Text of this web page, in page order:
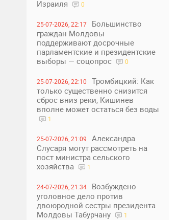
Израиля
0
25-07-2026, 22:17
Большинство
граждан Молдовы
поддерживают досрочные
парламентские и президентские
выборы — соцопрос
0
25-07-2026, 22:10
Тромбицкий: Как
только существенно снизится
сброс вниз реки, Кишинев
вполне может остаться без воды
1
25-07-2026, 21:09
Александра
Слусаря могут рассмотреть на
пост министра сельского
хозяйства
1
24-07-2026, 21:34
Возбуждено
уголовное дело против
двоюродной сестры президента
Молдовы Табурчану
1